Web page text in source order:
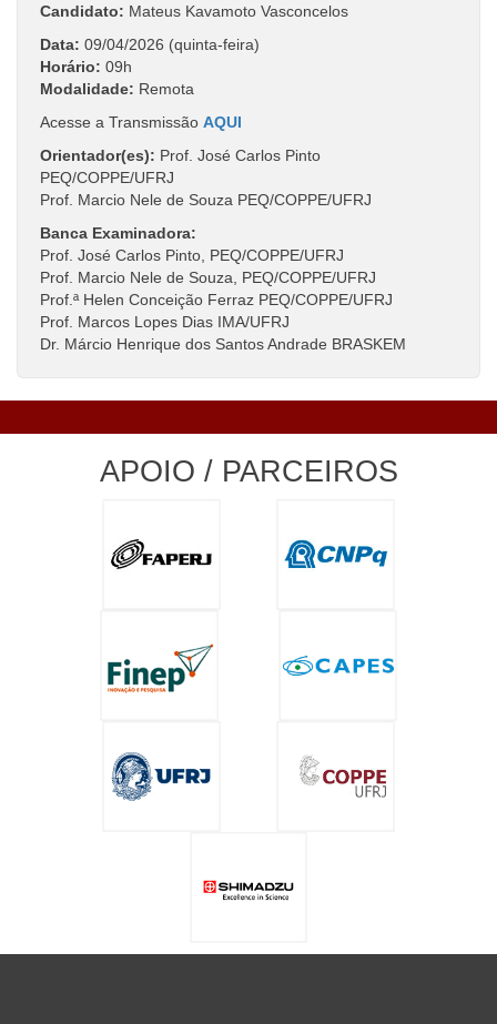
Candidato: Mateus Kavamoto Vasconcelos
Data: 09/04/2026 (quinta-feira)
Horário: 09h
Modalidade: Remota
Acesse a Transmissão AQUI
Orientador(es): Prof. José Carlos Pinto
PEQ/COPPE/UFRJ
Prof. Marcio Nele de Souza PEQ/COPPE/UFRJ
Banca Examinadora:
Prof. José Carlos Pinto, PEQ/COPPE/UFRJ
Prof. Marcio Nele de Souza, PEQ/COPPE/UFRJ
Prof.ª Helen Conceição Ferraz PEQ/COPPE/UFRJ
Prof. Marcos Lopes Dias IMA/UFRJ
Dr. Márcio Henrique dos Santos Andrade BRASKEM
APOIO / PARCEIROS